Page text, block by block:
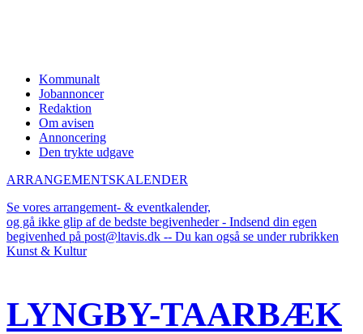
Kommunalt
Jobannoncer
Redaktion
Om avisen
Annoncering
Den trykte udgave
ARRANGEMENTSKALENDER
Se vores arrangement- & eventkalender,
og gå ikke glip af de bedste begivenheder - Indsend din egen
begivenhed på post@ltavis.dk -- Du kan også se under rubrikken
Kunst & Kultur
LYNGBY-TAARBÆK